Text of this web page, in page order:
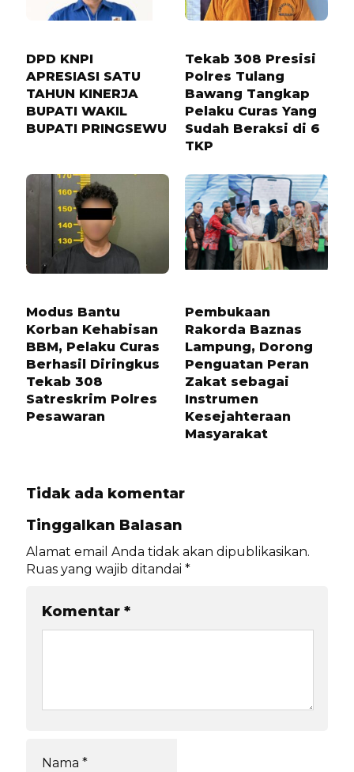
DPD KNPI
APRESIASI SATU
TAHUN KINERJA
BUPATI WAKIL
BUPATI PRINGSEWU
Tekab 308 Presisi
Polres Tulang
Bawang Tangkap
Pelaku Curas Yang
Sudah Beraksi di 6
TKP
Modus Bantu
Korban Kehabisan
BBM, Pelaku Curas
Berhasil Diringkus
Tekab 308
Satreskrim Polres
Pesawaran
Pembukaan
Rakorda Baznas
Lampung, Dorong
Penguatan Peran
Zakat sebagai
Instrumen
Kesejahteraan
Masyarakat
Tidak ada komentar
Tinggalkan Balasan
Alamat email Anda tidak akan dipublikasikan.
Ruas yang wajib ditandai *
Komentar *
Nama *